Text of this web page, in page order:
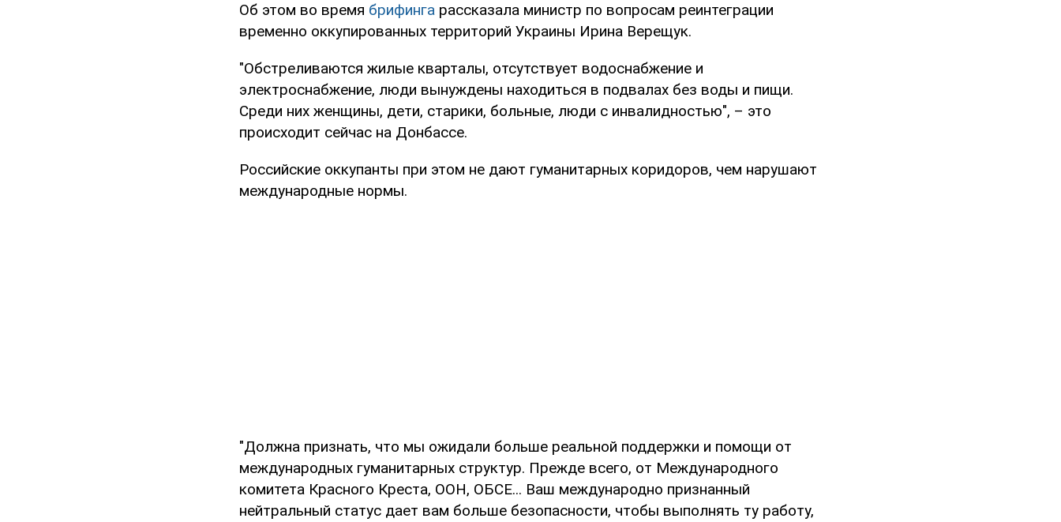
Об этом во время брифинга рассказала министр по вопросам реинтеграции
временно оккупированных территорий Украины Ирина Верещук.
"Обстреливаются жилые кварталы, отсутствует водоснабжение и
электроснабжение, люди вынуждены находиться в подвалах без воды и пищи.
Среди них женщины, дети, старики, больные, люди с инвалидностью", – это
происходит сейчас на Донбассе.
Российские оккупанты при этом не дают гуманитарных коридоров, чем нарушают
международные нормы.
"Должна признать, что мы ожидали больше реальной поддержки и помощи от
международных гуманитарных структур. Прежде всего, от Международного
комитета Красного Креста, ООН, ОБСЕ... Ваш международно признанный
нейтральный статус дает вам больше безопасности, чтобы выполнять ту работу,